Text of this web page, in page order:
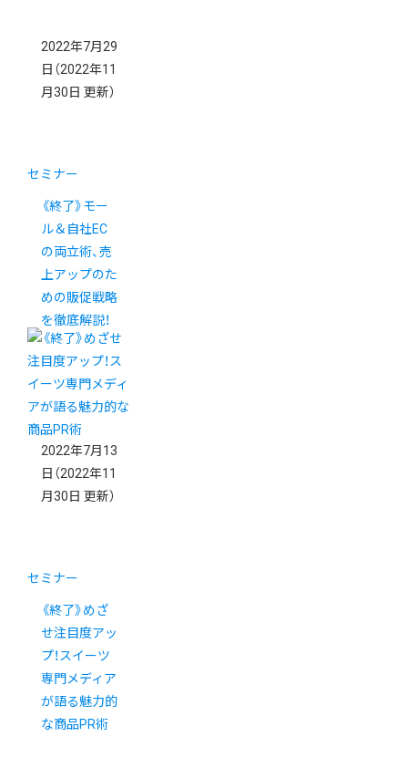
2022年7月29
日 （2022年11
月30日 更新）
セミナー
《終了》モー
ル＆自社EC
の両立術、売
上アップのた
めの販促戦略
を徹底解説！
2022年7月13
日 （2022年11
月30日 更新）
セミナー
《終了》めざ
せ注目度アッ
プ！スイーツ
専門メディア
が語る魅力的
な商品PR術